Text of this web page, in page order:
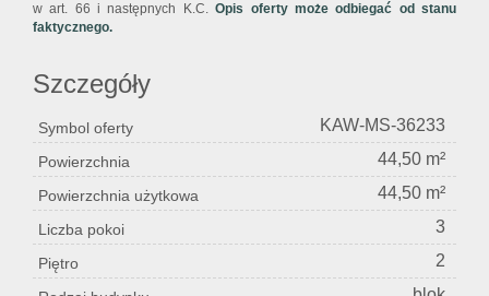
w art. 66 i następnych K.C.Opis oferty może odbiegać od stanu
faktycznego.
Szczegóły
Symbol oferty KAW-MS-36233
Powierzchnia 44,50 m²
Powierzchnia użytkowa 44,50 m²
Liczba pokoi 3
Piętro 2